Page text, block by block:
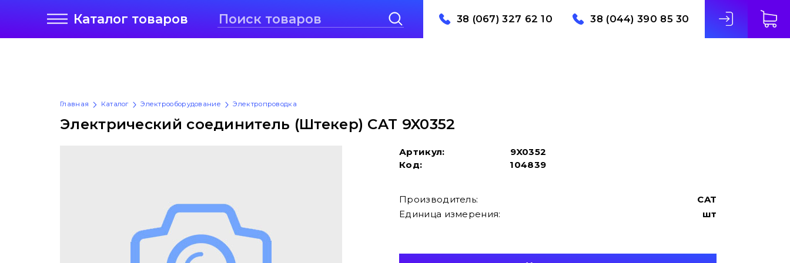
Каталог товаров 38 (067) 327 62 10 38 (044) 390 85 30
Главная Каталог Электрооборудование Электропроводка
Электрический соединитель (Штекер) CAT 9X0352
Артикул:
9X0352
Код:
104839
Производитель:
CAT
Единица измерения:
шт